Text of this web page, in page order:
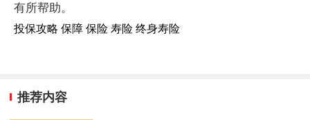
有所帮助。
投保攻略 保障 保险 寿险 终身寿险
推荐内容